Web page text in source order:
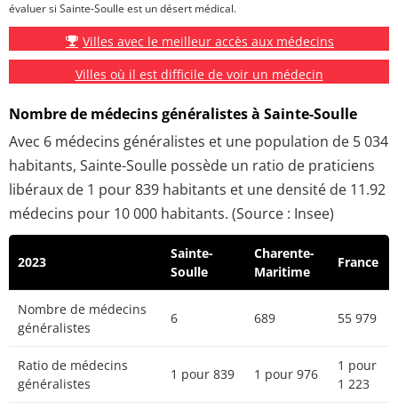
évaluer si Sainte-Soulle est un désert médical.
Villes avec le meilleur accès aux médecins
Villes où il est difficile de voir un médecin
Nombre de médecins généralistes à Sainte-Soulle
Avec 6 médecins généralistes et une population de 5 034
habitants, Sainte-Soulle possède un ratio de praticiens
libéraux de 1 pour 839 habitants et une densité de 11.92
médecins pour 10 000 habitants. (Source : Insee)
2023
Sainte-
Soulle
Charente-
Maritime
France
Nombre de médecins
généralistes
6 689 55 979
Ratio de médecins
généralistes
1 pour 839 1 pour 976
1 pour
1 223